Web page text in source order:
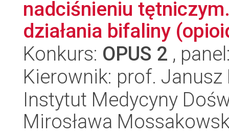
nadciśnieniu
działania bifaliny
Konkurs: OPUS 2 ,
Kierownik: prof. Janusz
Instytut Medycyny
Mirosława